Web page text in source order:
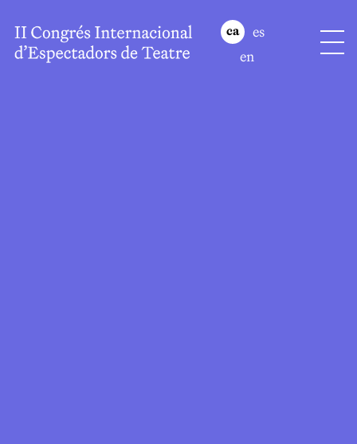
ca
es
en